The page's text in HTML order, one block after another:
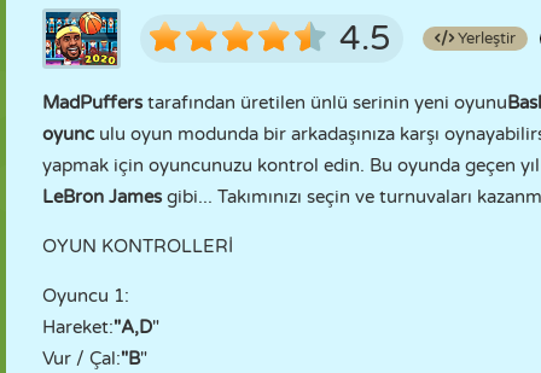
4.5 Yerleştir
MadPufferstarafından üretilen ünlü serinin yeni oyunu
oyunc ulu oyun modunda bir arkadaşınıza karşı
yapmak için oyuncunuzu kontrol edin. Bu oyunda geçen
LeBron Jamesgibi... Takımınızı seçin ve turnuvaları
OYUN KONTROLLERİ
Oyuncu 1:
Hareket:"A,D"
Vur / Çal:"B"